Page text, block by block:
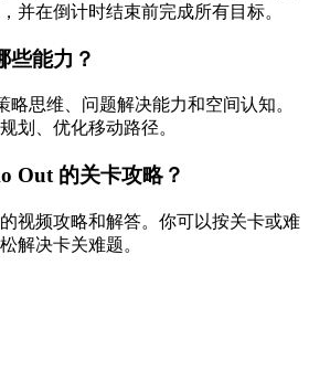
并在倒计时结束前完成所有目标。
些能力？
略思维、问题解决能力和空间认知。
划、优化移动路径。
Out 的关卡攻略？
视频攻略和解答。你可以按关卡或难
解决卡关难题。